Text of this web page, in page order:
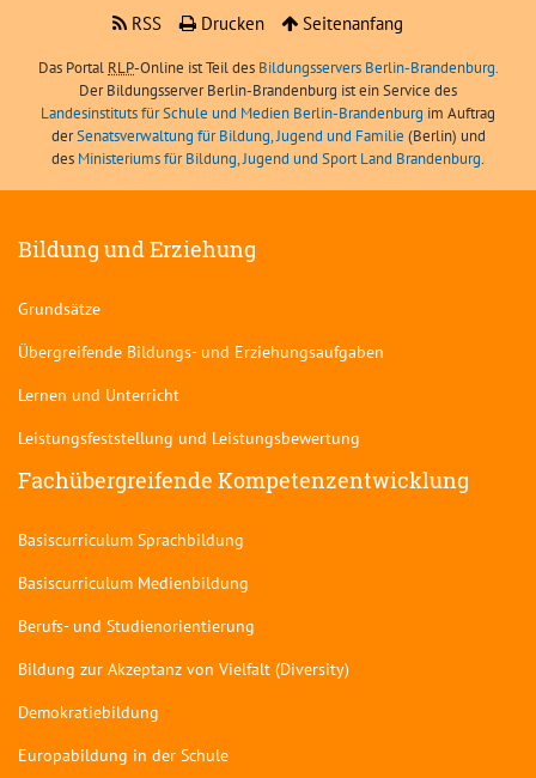
RSS
Drucken Seitenanfang
Das Portal RLP-Online ist Teil des Bildungsservers Berlin-Brandenburg.
Der Bildungsserver Berlin-Brandenburg ist ein Service des
Landesinstituts für Schule und Medien Berlin-Brandenburg im Auftrag
derSenatsverwaltung für Bildung, Jugend und Familie (Berlin) und
des Ministeriums für Bildung, Jugend und Sport Land Brandenburg.
Bildung und Erziehung
Grundsätze
Übergreifende Bildungs- und Erziehungsaufgaben
Lernen und Unterricht
Leistungsfeststellung und Leistungsbewertung
Fachübergreifende Kompetenzentwicklung
Basiscurriculum Sprachbildung
Basiscurriculum Medienbildung
Berufs- und Studienorientierung
Bildung zur Akzeptanz von Vielfalt (Diversity)
Demokratiebildung
Europabildung in der Schule